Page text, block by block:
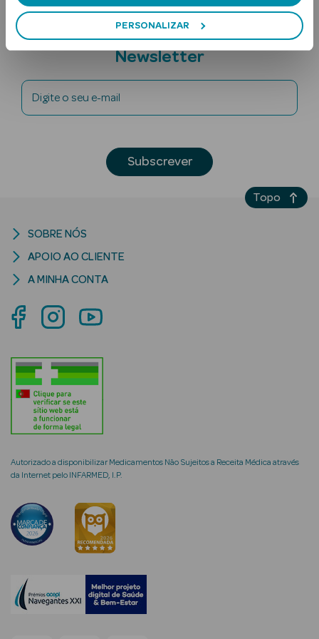
PERSONALIZAR
Lábios
Solares Bebé e
Rosto e
Cosmética
Rosto
Hidratantes
Séruns Faciais
Creme de Olhos
Subscreva a
Newsletter
Digite o seu e-mail
Subscrever
Autorizado a disponibilizar Medicamentos Não Sujeitos a Receita Médica através
da Internet pelo INFARMED, I.P.
SOBRE NÓS
APOIO AO CLIENTE
A MINHA CONTA
Topo